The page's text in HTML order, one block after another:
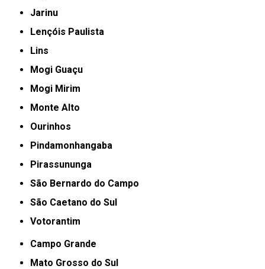
Jarinu
Lençóis Paulista
Lins
Mogi Guaçu
Mogi Mirim
Monte Alto
Ourinhos
Pindamonhangaba
Pirassununga
São Bernardo do Campo
São Caetano do Sul
Votorantim
Campo Grande
Mato Grosso do Sul